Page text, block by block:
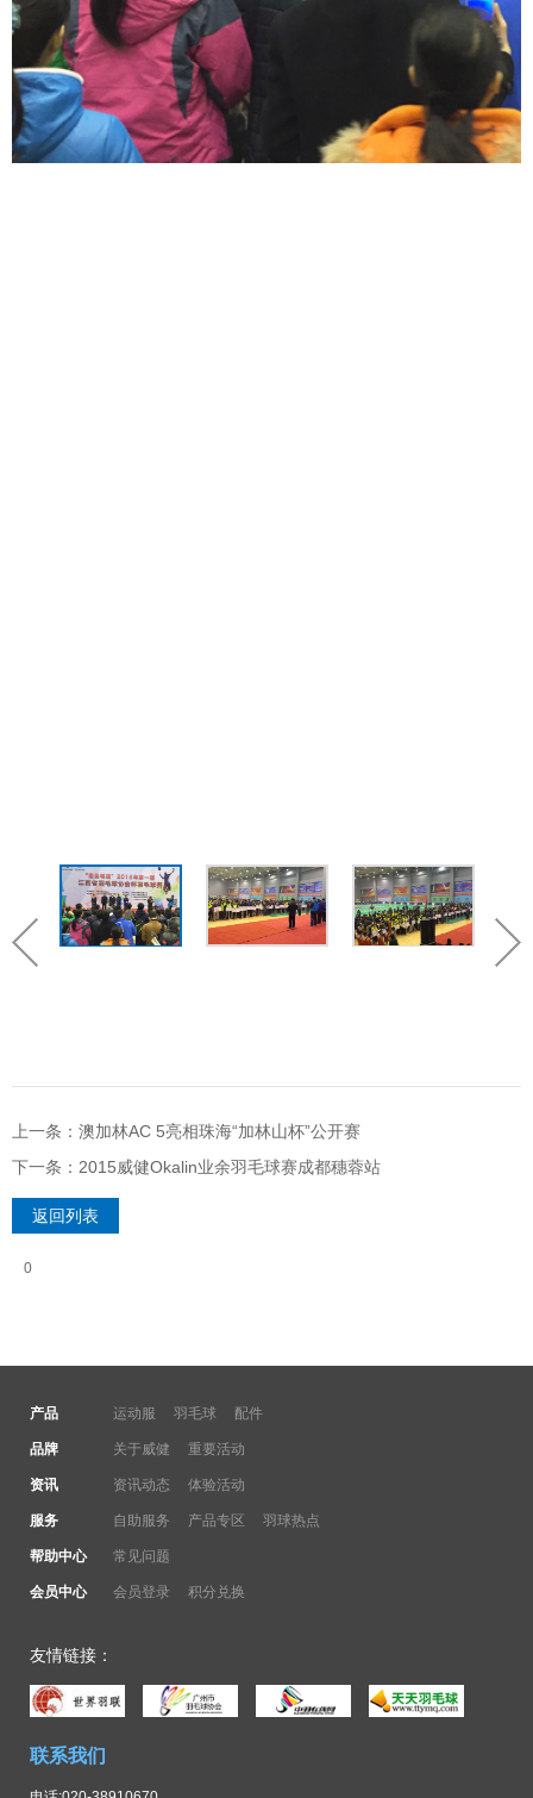
上一条：澳加林AC 5亮相珠海“加林山杯”公开赛
下一条：2015威健Okalin业余羽毛球赛成都穗蓉站
返回列表
0
产品 运动服 羽毛球 配件
品牌 关于威健 重要活动
资讯 资讯动态 体验活动
服务 自助服务 产品专区 羽球热点
帮助中心 常见问题
会员中心 会员登录 积分兑换
友情链接：
联系我们